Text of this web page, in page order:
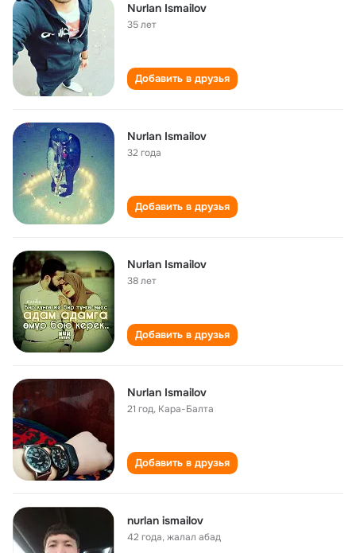
Nurlan Ismailov
35 лет
Добавить в друзья
Nurlan Ismailov
32 года
Добавить в друзья
Nurlan Ismailov
38 лет
Добавить в друзья
Nurlan Ismailov
21 год, Кара-Балта
Добавить в друзья
nurlan ismailov
42 года,жалал абад